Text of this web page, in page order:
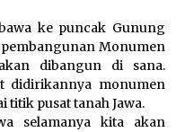
Perkuat
KEK Samota
Wisata Bahari
ke puncak Gunung
Monumen
dibangun di sana.
didirikannya monumen
titik pusat tanah Jawa.
selamanya kita akan